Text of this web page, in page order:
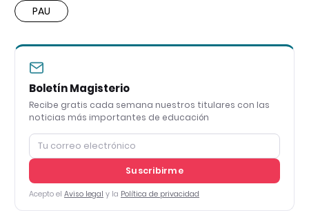
PAU
Boletín Magisterio
Recibe gratis cada semana nuestros titulares con las
noticias más importantes de educación
Suscribirme
Acepto el Aviso legal y la Política de privacidad